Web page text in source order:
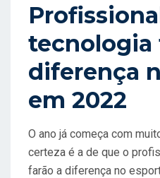
O
N
tecnologia
diferença
em 2022
O ano já começa com
certeza é a de que o
farão a diferença no